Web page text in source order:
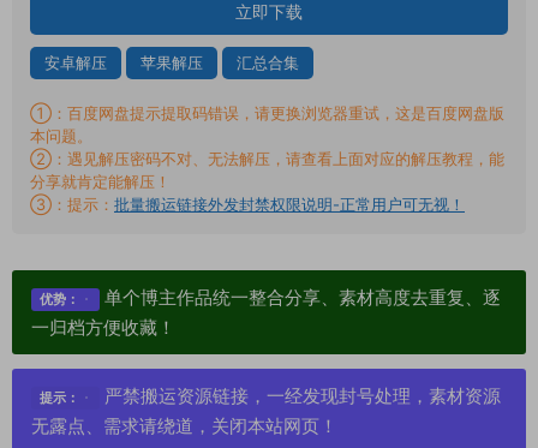
立即下载
安卓解压 苹果解压 汇总合集
①：百度网盘提示提取码错误，请更换浏览器重试，这是百度网盘版
本问题。
②：遇见解压密码不对、无法解压，请查看上面对应的解压教程，能
分享就肯定能解压！
③：提示： 批量搬运链接外发封禁权限说明-正常用户可无视！
优势：
单个博主作品统一整合分享、素材高度去重复、逐
一归档方便收藏！
提示：
严禁搬运资源链接，一经发现封号处理，素材资源
无露点、需求请绕道，关闭本站网页！